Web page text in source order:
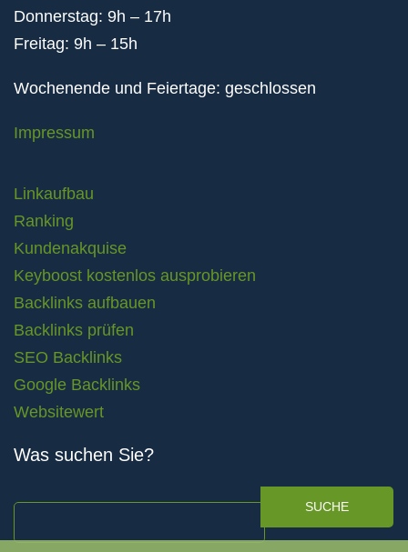
Donnerstag: 9h – 17h
Freitag: 9h – 15h
Wochenende und Feiertage: geschlossen
Impressum
Linkaufbau
Ranking
Kundenakquise
Keyboost kostenlos ausprobieren
Backlinks aufbauen
Backlinks prüfen
SEO Backlinks
Google Backlinks
Websitewert
Was suchen Sie?
SUCHE